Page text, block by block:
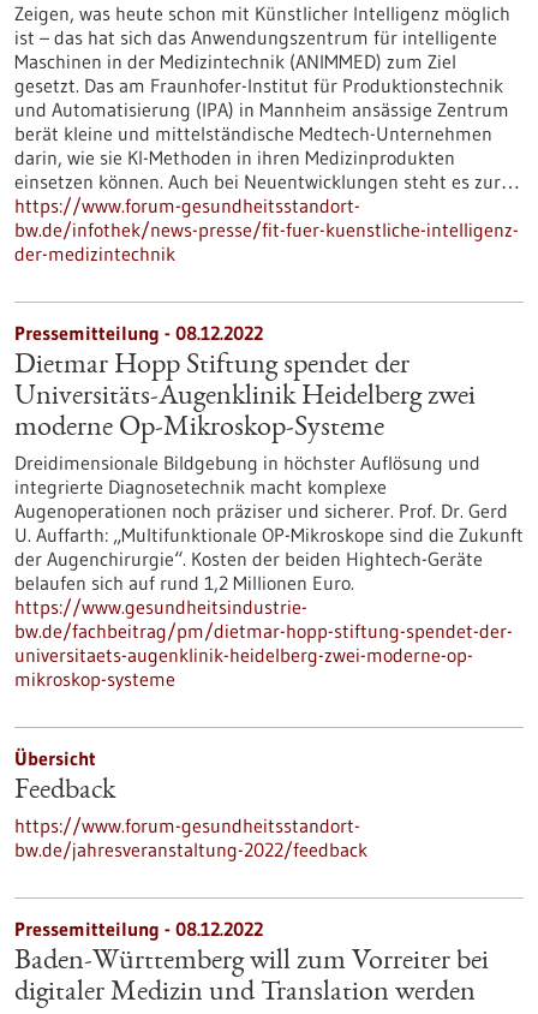
Zeigen, was heute schon mit Künstlicher Intelligenz möglich
ist – das hat sich das Anwendungszentrum für intelligente
Maschinen in der Medizintechnik (ANIMMED) zum Ziel
gesetzt. Das am Fraunhofer-Institut für Produktionstechnik
und Automatisierung (IPA) in Mannheim ansässige Zentrum
berät kleine und mittelständische Medtech-Unternehmen
darin, wie sie KI-Methoden in ihren Medizinprodukten
einsetzen können. Auch bei Neuentwicklungen steht es zur…
https://www.forum-gesundheitsstandort-
bw.de/infothek/news-presse/fit-fuer-kuenstliche-intelligenz-
der-medizintechnik
Pressemitteilung - 08.12.2022
Dietmar Hopp Stiftung spendet der
Universitäts-Augenklinik Heidelberg zwei
moderne Op-Mikroskop-Systeme
Dreidimensionale Bildgebung in höchster Auflösung und
integrierte Diagnosetechnik macht komplexe
Augenoperationen noch präziser und sicherer. Prof. Dr. Gerd
U. Auffarth: „Multifunktionale OP-Mikroskope sind die Zukunft
der Augenchirurgie“. Kosten der beiden Hightech-Geräte
belaufen sich auf rund 1,2 Millionen Euro.
https://www.gesundheitsindustrie-
bw.de/fachbeitrag/pm/dietmar-hopp-stiftung-spendet-der-
universitaets-augenklinik-heidelberg-zwei-moderne-op-
mikroskop-systeme
Übersicht
Feedback
https://www.forum-gesundheitsstandort-
bw.de/jahresveranstaltung-2022/feedback
Pressemitteilung - 08.12.2022
Baden-Württemberg will zum Vorreiter bei
digitaler Medizin und Translation werden